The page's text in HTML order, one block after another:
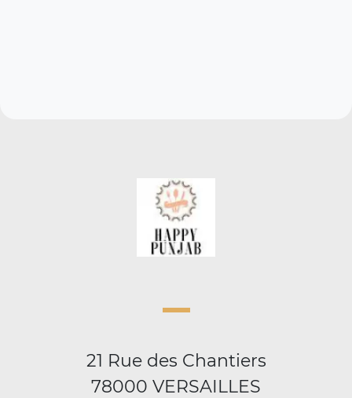
21 Rue des Chantiers
78000 VERSAILLES